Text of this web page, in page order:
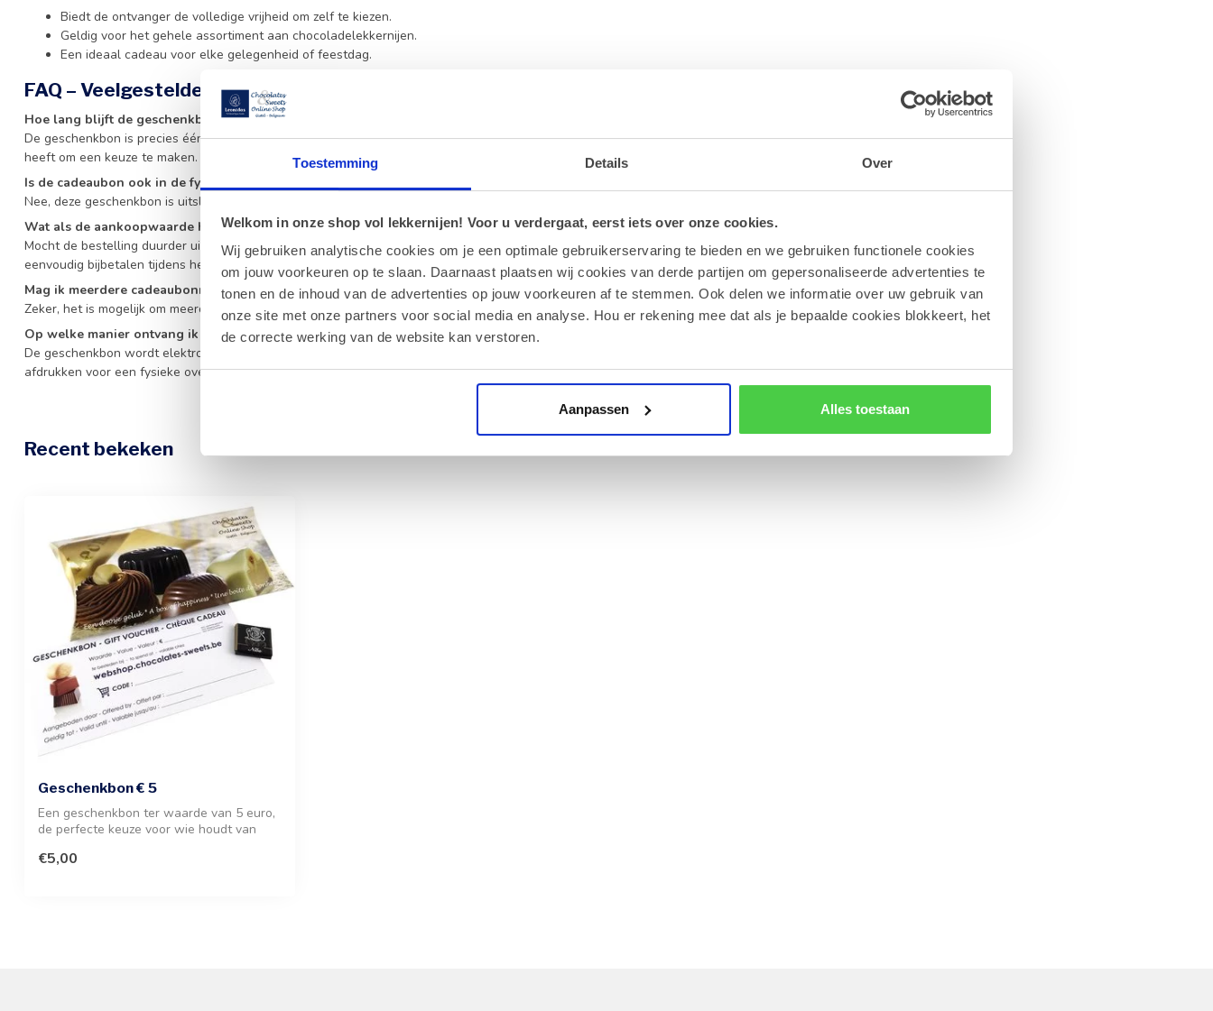
Toestemming Details Over
Welkom in onze shop vol lekkernijen! Voor u verdergaat, eerst iets over onze cookies.
Wij gebruiken analytische cookies om je een optimale gebruikerservaring te bieden en we gebruiken functionele cookies
om jouw voorkeuren op te slaan. Daarnaast plaatsen wij cookies van derde partijen om gepersonaliseerde advertenties te
tonen en de inhoud van de advertenties op jouw voorkeuren af te stemmen. Ook delen we informatie over uw gebruik van
onze site met onze partners voor social media en analyse. Hou er rekening mee dat als je bepaalde cookies blokkeert, het
de correcte werking van de website kan verstoren.
Aanpassen Alles toestaan
Biedt de ontvanger de volledige vrijheid om zelf te kiezen.
Geldig voor het gehele assortiment aan chocoladelekkernijen.
Een ideaal cadeau voor elke gelegenheid of feestdag.
FAQ – Veelgestelde vragen over de geschenkbon
Hoe lang blijft de geschenkbon geldig?
De geschenkbon is precies één jaar geldig vanaf de datum van aankoop, waardoor de ontvanger voldoende tijd
heeft om een keuze te maken.
Is de cadeaubon ook in de fysieke winkel te verzilveren?
Nee, deze geschenkbon is uitsluitend bedoeld voor aankopen in onze online webshop.
Wat als de aankoopwaarde hoger is dan het bedrag op de geschenkbon?
Mocht de bestelling duurder uitvallen dan de waarde van de cadeaubon, dan kunt u het resterende bedrag
eenvoudig bijbetalen tijdens het afrekenproces.
Mag ik meerdere cadeaubonnen combineren in één bestelling?
Zeker, het is mogelijk om meerdere geschenkbonnen tegelijk te gebruiken in één bestelling.
Op welke manier ontvang ik de cadeaubon?
De geschenkbon wordt elektronisch verstrekt, waardoor u deze vlot per e-mail kunt doorsturen of zelf kunt
afdrukken voor een fysieke overhandiging.
Recent bekeken
Geschenkbon € 5
Een geschenkbon ter waarde van 5 euro,
de perfecte keuze voor wie houdt van
€5,00